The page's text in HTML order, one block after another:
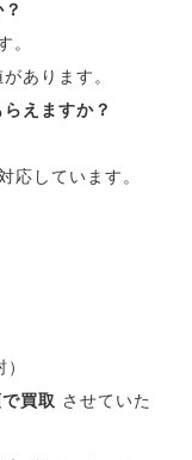
。
あります。
えますか？
応しています。
買取 させていた